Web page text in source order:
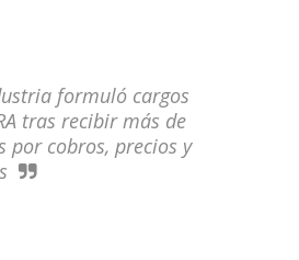
formuló cargos
tras recibir más de
por cobros, precios y